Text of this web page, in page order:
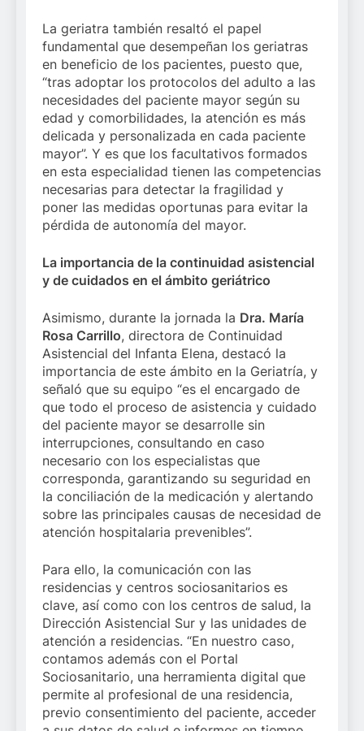
La geriatra también resaltó el papel
fundamental que desempeñan los geriatras
en beneficio de los pacientes, puesto que,
“tras adoptar los protocolos del adulto a las
necesidades del paciente mayor según su
edad y comorbilidades, la atención es más
delicada y personalizada en cada paciente
mayor”. Y es que los facultativos formados
en esta especialidad tienen las competencias
necesarias para detectar la fragilidad y
poner las medidas oportunas para evitar la
pérdida de autonomía del mayor.
La importancia de la continuidad asistencial
y de cuidados en el ámbito geriátrico
Asimismo, durante la jornada la Dra. María
Rosa Carrillo, directora de Continuidad
Asistencial del Infanta Elena, destacó la
importancia de este ámbito en la Geriatría, y
señaló que su equipo “es el encargado de
que todo el proceso de asistencia y cuidado
del paciente mayor se desarrolle sin
interrupciones, consultando en caso
necesario con los especialistas que
corresponda, garantizando su seguridad en
la conciliación de la medicación y alertando
sobre las principales causas de necesidad de
atención hospitalaria prevenibles”.
Para ello, la comunicación con las
residencias y centros sociosanitarios es
clave, así como con los centros de salud, la
Dirección Asistencial Sur y las unidades de
atención a residencias. “En nuestro caso,
contamos además con el Portal
Sociosanitario, una herramienta digital que
permite al profesional de una residencia,
previo consentimiento del paciente, acceder